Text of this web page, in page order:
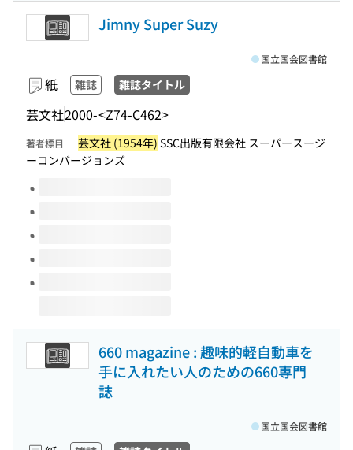
Jimny Super Suzy
紙 雑誌 雑誌タイトル
芸文社2000-<Z74-C462>
国立国会図書館
著者標目 芸文社 (1954年) SSC出版有限会社 スーパースージ
ーコンバージョンズ
このタイトルの巻号
660 magazine : 趣味的軽自動車を
手に入れたい人のための660専門
誌
国立国会図書館